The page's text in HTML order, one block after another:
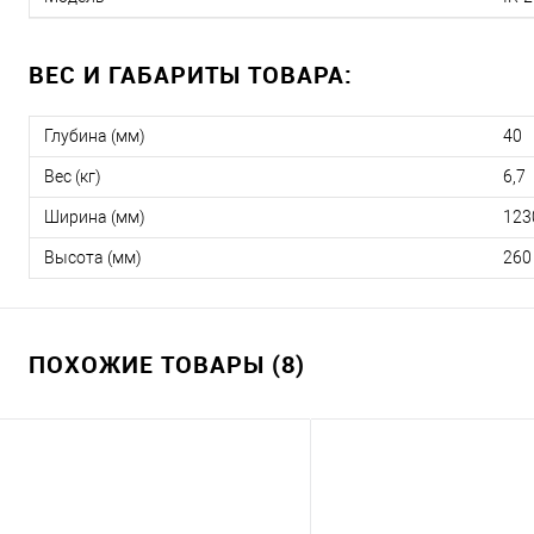
ВЕС И ГАБАРИТЫ ТОВАРА:
Глубина (мм) 40
Вес (кг) 6,7
Ширина (мм)
Высота (мм) 260
ПОХОЖИЕ ТОВАРЫ (8)